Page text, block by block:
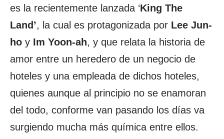
es la recientemente lanzada ‘King The
Land’, la cual es protagonizada por Lee Jun-
ho y Im Yoon-ah, y que relata la historia de
amor entre un heredero de un negocio de
hoteles y una empleada de dichos hoteles,
quienes aunque al principio no se enamoran
del todo, conforme van pasando los días va
surgiendo mucha más química entre ellos.